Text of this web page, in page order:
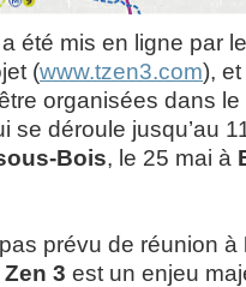
été mis en ligne par
(www.tzen3.com),
organisées dans
se déroule jusqu’au
Bois, le 25 mai à
pas prévu de réunion à
Zen 3 est un enjeu